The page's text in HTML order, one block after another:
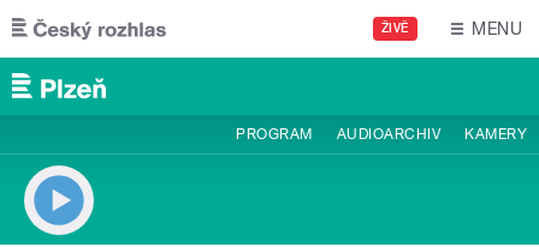
Přejít k hlavnímu obsahu
ŽIVĚ MENU
PROGRAM AUDIOARCHIV KAMERY